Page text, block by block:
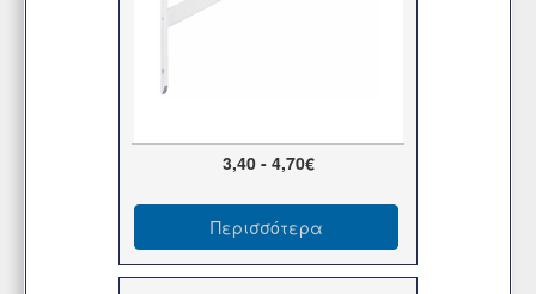
3,40 - 4,70€
Περισσότερα